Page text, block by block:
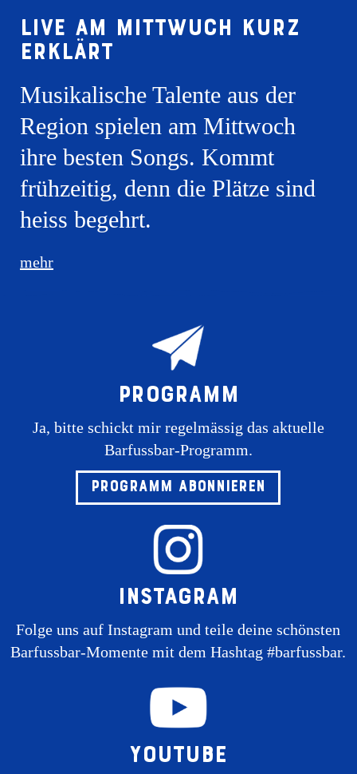
Live am Mittwuch kurz
erklärt
Musikalische Talente aus der
Region spielen am Mittwoch
ihre besten Songs. Kommt
frühzeitig, denn die Plätze sind
heiss begehrt.
mehr
Programm
Ja, bitte schickt mir regelmässig das aktuelle
Barfussbar-Programm.
Programm abonnieren
Instagram
Folge uns auf Instagram und teile deine schönsten
Barfussbar-Momente mit dem Hashtag #barfussbar.
Youtube